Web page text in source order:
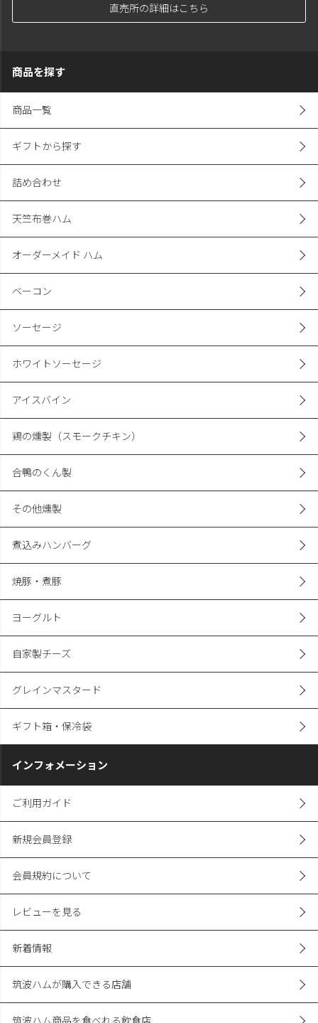
直売所の詳細はこちら
商品を探す
商品一覧
ギフトから探す
詰め合わせ
天竺布巻ハム
オーダーメイド ハム
ベーコン
ソーセージ
ホワイトソーセージ
アイスバイン
鶏の燻製（スモークチキン）
合鴨のくん製
その他燻製
煮込みハンバーグ
焼豚・煮豚
ヨーグルト
自家製チーズ
グレインマスタード
ギフト箱・保冷袋
インフォメーション
ご利用ガイド
新規会員登録
会員規約について
レビューを見る
新着情報
筑波ハムが購入できる店舗